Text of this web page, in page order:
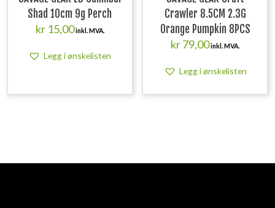
Shad 10cm 9g Perch
kr15,00inkl. MVA.
Legg i ønskelisten
Crawler 8.5CM 2.3G
Orange Pumpkin 8PCS
kr79,00inkl. MVA.
Legg i ønskelisten